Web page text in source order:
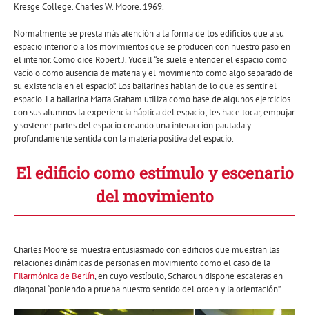
Kresge College. Charles W. Moore. 1969.
Normalmente se presta más atención a la forma de los edificios que a su
espacio interior o a los movimientos que se producen con nuestro paso en
el interior. Como dice Robert J. Yudell “se suele entender el espacio como
vacío o como ausencia de materia y el movimiento como algo separado de
su existencia en el espacio”. Los bailarines hablan de lo que es sentir el
espacio. La bailarina Marta Graham utiliza como base de algunos ejercicios
con sus alumnos la experiencia háptica del espacio; les hace tocar, empujar
y sostener partes del espacio creando una interacción pautada y
profundamente sentida con la materia positiva del espacio.
El edificio como estímulo y escenario
del movimiento
Charles Moore se muestra entusiasmado con edificios que muestran las
relaciones dinámicas de personas en movimiento como el caso de la
Filarmónica de Berlín, en cuyo vestíbulo, Scharoun dispone escaleras en
diagonal “poniendo a prueba nuestro sentido del orden y la orientación”.